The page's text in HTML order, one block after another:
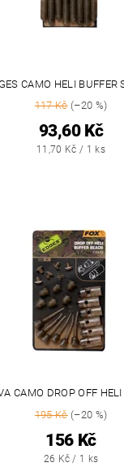
CAMO HELI BUFFER
117 Kč(–20 %)
93,60 Kč
11,70 Kč / 1 ks
CAMO DROP OFF
195 Kč(–20 %)
156 Kč
26 Kč / 1 ks